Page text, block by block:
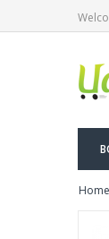
Home